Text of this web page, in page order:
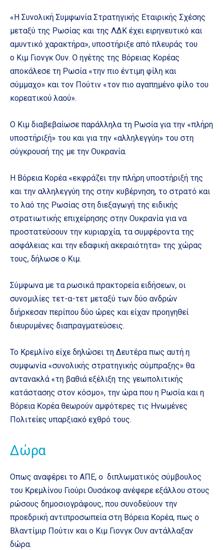
«Η Συνολική Συμφωνία Στρατηγικής Εταιρικής Σχέσης
μεταξύ της Ρωσίας και της ΛΔΚ έχει ειρηνευτικό και
αμυντικό χαρακτήρα», υποστήριξε από πλευράς του
ο Κιμ Γιονγκ Ουν. Ο ηγέτης της Βόρειας Κορέας
αποκάλεσε τη Ρωσία «την πιο έντιμη φίλη και
σύμμαχο» και τον Πούτιν «τον πιο αγαπημένο φίλο του
κορεατικού λαού».
Ο Κιμ διαβεβαίωσε παράλληλα τη Ρωσία για την «πλήρη
υποστήριξή» του και για την «αλληλεγγύη» του στη
σύγκρουσή της με την Ουκρανία.
Η Βόρεια Κορέα «εκφράζει την πλήρη υποστήριξή της
και την αλληλεγγύη της στην κυβέρνηση, το στρατό και
το λαό της Ρωσίας στη διεξαγωγή της ειδικής
στρατιωτικής επιχείρησης στην Ουκρανία για να
προστατεύσουν την κυριαρχία, τα συμφέροντα της
ασφάλειας και την εδαφική ακεραιότητα» της χώρας
τους, δήλωσε ο Κιμ.
Σύμφωνα με τα ρωσικά πρακτορεία ειδήσεων, οι
συνομιλίες τετ-α-τετ μεταξύ των δύο ανδρών
διήρκεσαν περίπου δύο ώρες και είχαν προηγηθεί
διευρυμένες διαπραγματεύσεις.
Το Κρεμλίνο είχε δηλώσει τη Δευτέρα πως αυτή η
συμφωνία «συνολικής στρατηγικής σύμπραξης» θα
αντανακλά «τη βαθιά εξέλιξη της γεωπολιτικής
κατάστασης στον κόσμο», την ώρα που η Ρωσία και η
Βόρεια Κορέα θεωρούν αμφότερες τις Ηνωμένες
Πολιτείες υπαρξιακό εχθρό τους.
Δώρα
Οπως αναφέρει το ΑΠΕ, ο διπλωματικός σύμβουλος
του Κρεμλίνου Γιούρι Ουσάκοφ ανέφερε εξάλλου στους
ρώσους δημοσιογράφους, που συνοδεύουν την
προεδρική αντιπροσωπεία στη Βόρεια Κορέα, πως ο
Βλαντίμιρ Πούτιν και ο Κιμ Γιονγκ Ουν αντάλλαξαν
δώρα.